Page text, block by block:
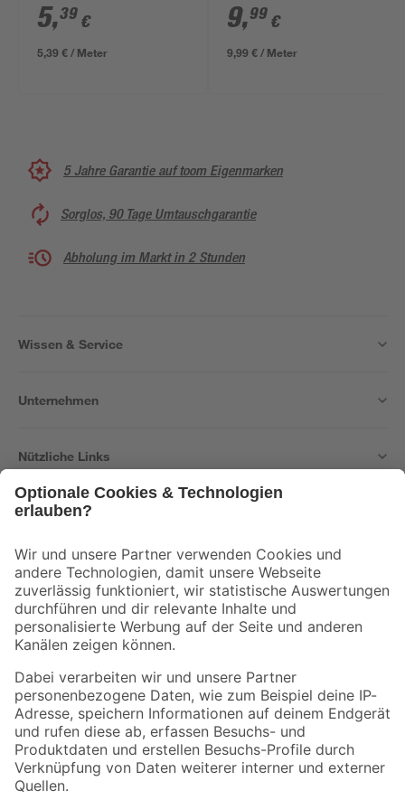
5,39 €
5,39 € / Meter
bronzefarben 100 x
3,2 x 1,25 cm
9,99 €
9,99 € / Meter
5 Jahre Garantie auf toom Eigenmarken
Sorglos, 90 Tage Umtauschgarantie
Abholung im Markt in 2 Stunden
Wissen & Service
Unternehmen
Nützliche Links
Der toom Newsletter: Keine Angebote und Aktionen mehr verpassen!
Zur Newsletter Anmeldung
Folge uns
Zahlungsarten Versandarten